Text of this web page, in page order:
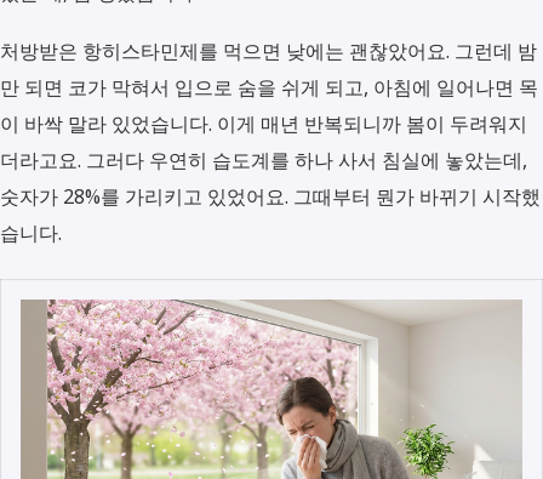
처방받은 항히스타민제를 먹으면 낮에는 괜찮았어요. 그런데 밤
만 되면 코가 막혀서 입으로 숨을 쉬게 되고, 아침에 일어나면 목
이 바싹 말라 있었습니다. 이게 매년 반복되니까 봄이 두려워지
더라고요. 그러다 우연히 습도계를 하나 사서 침실에 놓았는데,
숫자가 28%를 가리키고 있었어요. 그때부터 뭔가 바뀌기 시작했
습니다.